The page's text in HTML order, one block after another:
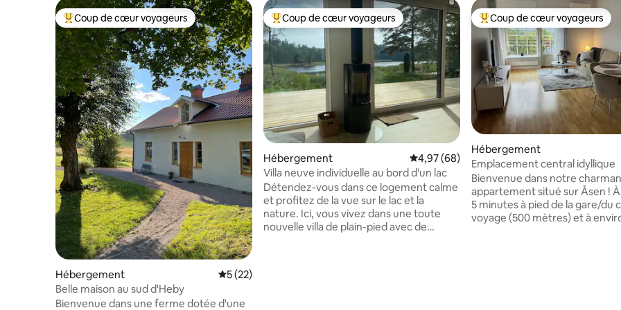
Coups de cœur voyageurs les plus appréciés
Coup de cœur voyageurs
Hébergement Évaluation moyenne sur la base de 22 commentaires : 5 sur 5
5 (22)
Belle maison au sud d'Heby
Bienvenue dans une ferme dotée d'une
Coups de cœur voyageurs les plus appréciés
Coup de cœur voyageurs
Hébergement Évaluation moyenne sur la base de 68
4,97 (68)
Villa neuve individuelle au bord d'un lac
Détendez-vous dans ce logement calme
et profitez de la vue sur le lac et la
nature. Ici, vous vivez dans une toute
nouvelle villa de plain-pied avec de
Coups de cœur voyageurs les
Coup de cœur voyageurs
Hébergement
Emplacement central idyllique
Bienvenue dans notre
appartement situé sur Åsen !
5 minutes à pied de la gare/du
voyage (500 mètres) et à